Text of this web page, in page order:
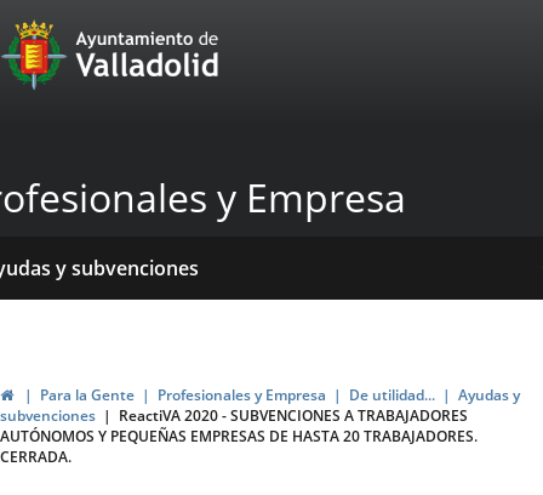
Portal
Web
Ayuntamiento
de
Valladolid
y Empresa
y subvenciones
HomePara la Gente Profesionales y Empresa De utilidad...
Ayudas y
subvenciones
ReactiVA 2020 - SUBVENCIONES A TRABAJADORES
AUTÓNOMOS Y PEQUEÑAS EMPRESAS DE HASTA 20 TRABAJADORES.
CERRADA.